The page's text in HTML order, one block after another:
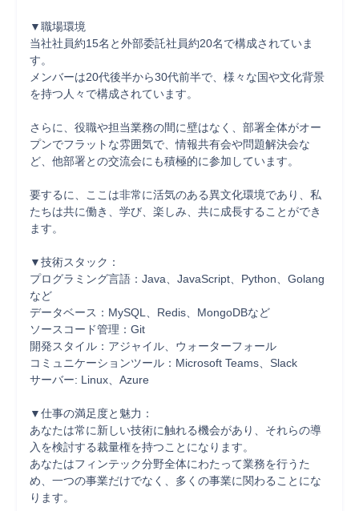
▼職場環境
当社社員約15名と外部委託社員約20名で構成されていま
す。
メンバーは20代後半から30代前半で、様々な国や文化背景
を持つ人々で構成されています。
さらに、役職や担当業務の間に壁はなく、部署全体がオー
プンでフラットな雰囲気で、情報共有会や問題解決会な
ど、他部署との交流会にも積極的に参加しています。
要するに、ここは非常に活気のある異文化環境であり、私
たちは共に働き、学び、楽しみ、共に成長することができ
ます。
▼技術スタック：
プログラミング言語：Java、JavaScript、Python、Golang
など
データベース：MySQL、Redis、MongoDBなど
ソースコード管理：Git
開発スタイル：アジャイル、ウォーターフォール
コミュニケーションツール：Microsoft Teams、Slack
サーバー: Linux、Azure
▼仕事の満足度と魅力：
あなたは常に新しい技術に触れる機会があり、それらの導
入を検討する裁量権を持つことになります。
あなたはフィンテック分野全体にわたって業務を行うた
め、一つの事業だけでなく、多くの事業に関わることにな
ります。